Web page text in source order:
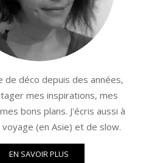
de déco depuis des années,
mes inspirations, mes
bons plans. J'écris aussi à
(en Asie) et de slow.
EN SAVOIR PLUS